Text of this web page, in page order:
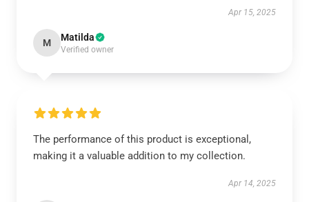
Apr 15, 2025
M Matilda
Verified owner
The performance of this product is exceptional,
making it a valuable addition to my collection.
Apr 14, 2025